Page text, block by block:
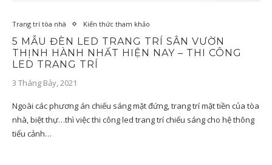
Trang trí tòa nhà Kiến thức tham khảo
5 MẪU ĐÈN LED TRANG TRÍ SÂN VƯỜN
THỊNH HÀNH NHẤT HIỆN NAY – THI CÔNG
LED TRANG TRÍ
3 Tháng Bảy, 2021
Ngoài các phương án chiếu sáng mặt đứng, trang trí mặt tiền của tòa
nhà, biệt thự…thì việc thi công led trang trí chiếu sáng cho hệ thông
tiểu cảnh…